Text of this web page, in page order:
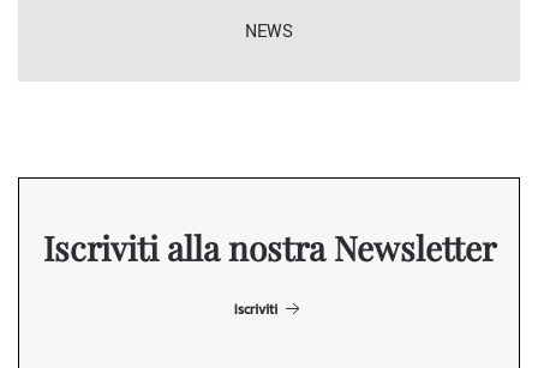
NEWS
Iscriviti alla nostra Newsletter
Iscriviti